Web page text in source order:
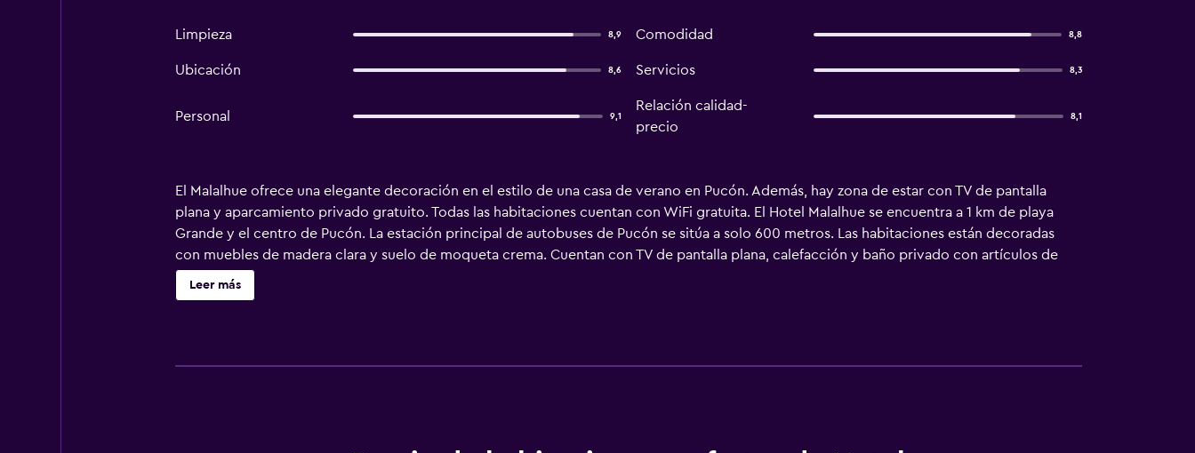
Limpieza 8,9 Comodidad 8,8
Ubicación 8,6 Servicios 8,3
Personal 9,1
Relación calidad-
precio
8,1
El Malalhue ofrece una elegante decoración en el estilo de una casa de verano en Pucón. Además, hay zona de estar con TV de pantalla
plana y aparcamiento privado gratuito. Todas las habitaciones cuentan con WiFi gratuita. El Hotel Malalhue se encuentra a 1 km de playa
Grande y el centro de Pucón. La estación principal de autobuses de Pucón se sitúa a solo 600 metros. Las habitaciones están decoradas
con muebles de madera clara y suelo de moqueta crema. Cuentan con TV de pantalla plana, calefacción y baño privado con artículos de
aseo gratuitos. Todos los días se sirve un desayuno buffet completo que incluye mermeladas regionales y panes. El restaurante propone
platos regionales e internacionales. Asimismo, hay servicio de habitaciones. El Malalhue se sitúa a 17 km del centro de esquí. La recepción
Leer más